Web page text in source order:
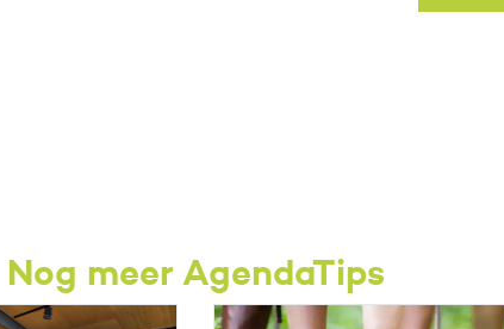
Nog meer AgendaTips